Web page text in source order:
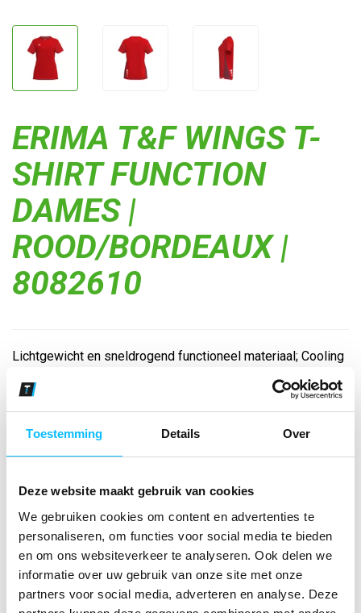
Toestemming Details Over
Deze website maakt gebruik van cookies
We gebruiken cookies om content en advertenties te
personaliseren, om functies voor social media te bieden
en om ons websiteverkeer te analyseren. Ook delen we
informatie over uw gebruik van onze site met onze
partners voor social media, adverteren en analyse. Deze
ERIMA T&F WINGS T-
SHIRT FUNCTION
DAMES |
ROOD/BORDEAUX |
8082610
Lichtgewicht en sneldrogend functioneel materiaal; Cooling
Platte naden voor optimaal draagcomfort; ERIMA Wings-
print op de rug...
rood/bordeaux
Maat
Aantal